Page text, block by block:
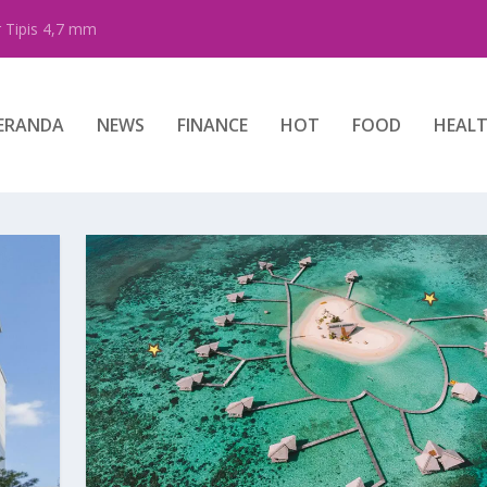
Tipis 4,7 mm
NEWS FINANCE HOT FOOD